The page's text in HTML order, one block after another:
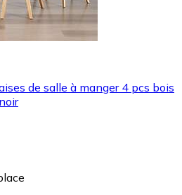
de salle à manger 4 pcs bois